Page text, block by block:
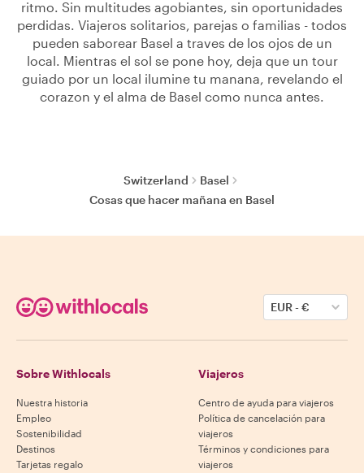
ritmo. Sin multitudes agobiantes, sin oportunidades
perdidas. Viajeros solitarios, parejas o familias - todos
pueden saborear Basel a traves de los ojos de un
local. Mientras el sol se pone hoy, deja que un tour
guiado por un local ilumine tu manana, revelando el
corazon y el alma de Basel como nunca antes.
Switzerland
Basel
Cosas que hacer mañana en Basel
EUR-€
Sobre Withlocals
Nuestra historia
Empleo
Sostenibilidad
Destinos
Tarjetas regalo
Viajeros
Centro de ayuda para viajeros
Política de cancelación para
viajeros
Términos y condiciones para
viajeros